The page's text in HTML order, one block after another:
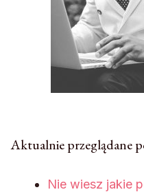
Aktualnie przeglądane
Nie wiesz jakie